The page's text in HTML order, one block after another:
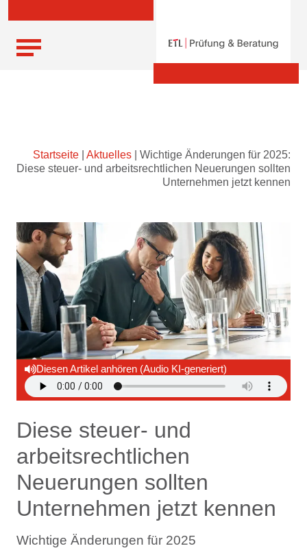
content
Startseite Aktuelles
Wichtige Änderungen für 2025:
Diese steuer- und arbeitsrechtlichen Neuerungen sollten
Unternehmen jetzt kennen
Diesen Artikel anhören (Audio KI-generiert)
Diese steuer- und
arbeitsrechtlichen
Neuerungen sollten
Unternehmen jetzt kennen
Wichtige Änderungen für 2025